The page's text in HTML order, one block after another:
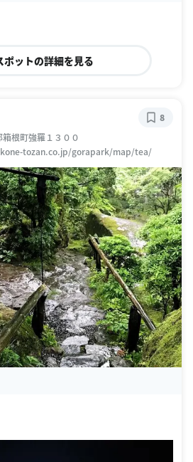
ポットの詳細を見る
根町強羅１３００
tozan.co.jp/gorapark/map/tea/
8